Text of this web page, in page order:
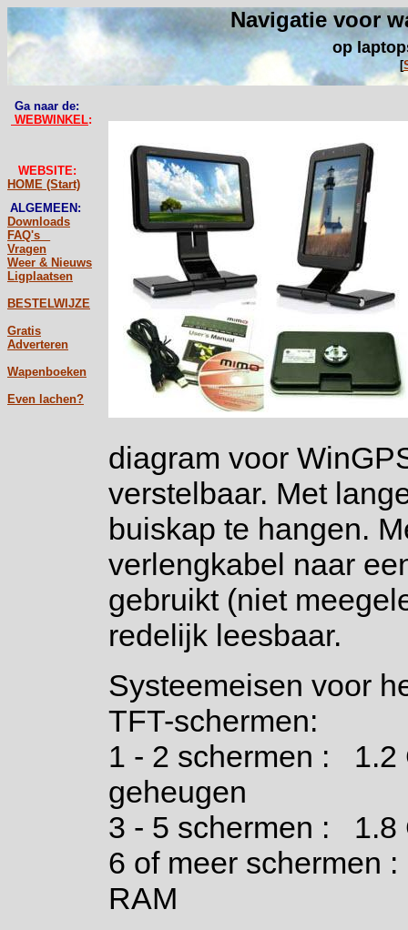
Navigatie voor
op
[
Ga naar de:
WEBWINKEL:
WEBSITE:
HOME (Start)
ALGEMEEN:
Downloads
FAQ's _
Vragen
Weer & Nieuws
Ligplaatsen
BESTELWIJZE
Gratis
Adverteren
Wapenboeken
Even lachen?
diagram voor
verstelbaar. Met
buiskap te hangen.
verlengkabel naar
gebruikt (niet
redelijk leesbaar.
Systeemeisen voor
TFT-schermen:
1 - 2 schermen :
geheugen
3 - 5 schermen :
6 of meer schermen
RAM